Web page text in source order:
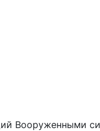
Вооруженными